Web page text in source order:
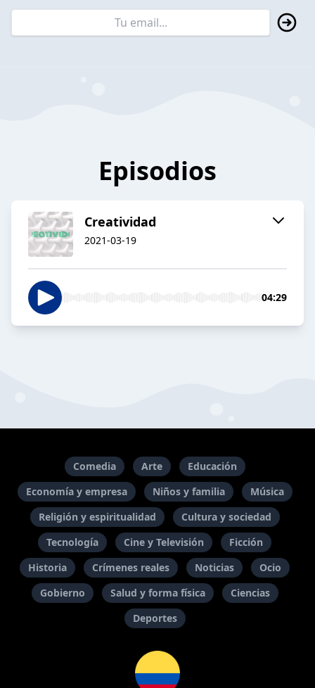
Episodios
Creatividad
2021-03-19
04:29
Comedia Arte
Educación
Economía y empresa
Niños y familia
Música
Religión y espiritualidad
Cultura y sociedad
Tecnología
Cine y Televisión
Ficción
Historia
Crímenes reales Noticias
Ocio
Gobierno
Salud y forma física
Ciencias
Deportes